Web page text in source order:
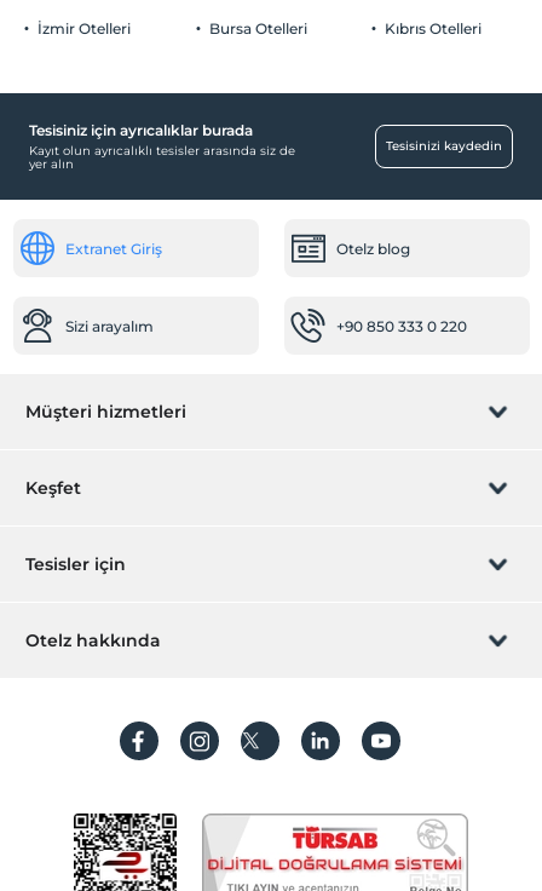
İzmir Otelleri Bursa Otelleri Kıbrıs Otelleri
Tesisiniz için ayrıcalıklar burada
Kayıt olun ayrıcalıklı tesisler arasında siz de
yer alın
Tesisinizi kaydedin
Extranet Giriş Otelz blog
Sizi arayalım +90 850 333 0 220
Müşteri hizmetleri
Rezervasyon yönet
Sıkça sorulan sorular
İşlem rehberi
Keşfet
Hediye Kart
Hesap oluştur
Tesisler için
Hemen tesisinizi ekleyin
Otelz hakkında
Koşullar ve şartlar